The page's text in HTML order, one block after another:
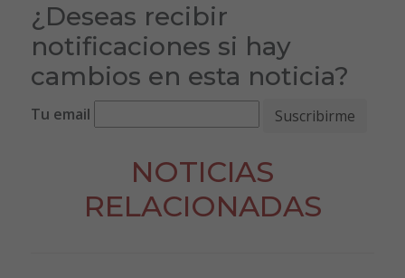
¿Deseas recibir
notificaciones si hay
cambios en esta noticia?
Tu email
NOTICIAS
RELACIONADAS